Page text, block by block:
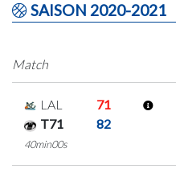
SAISON 2020-2021
Match
LAL
71
T71
82
40min00s